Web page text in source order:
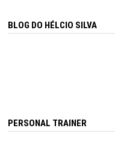
BLOG DO HÉLCIO SILVA
PERSONAL TRAINER